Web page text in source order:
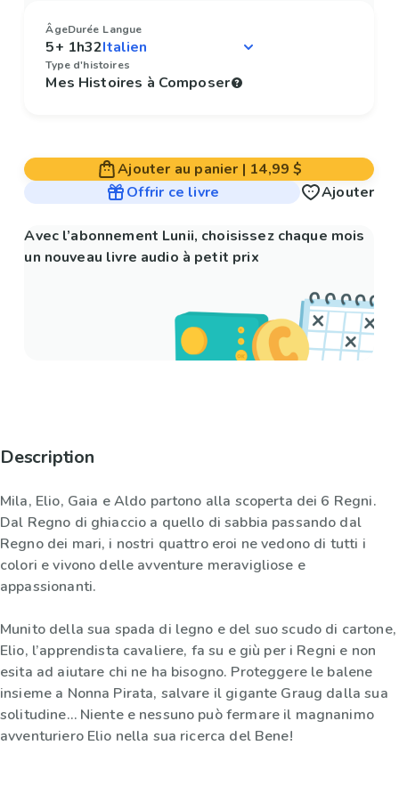
Âge
5+
Durée
1h32
Langue
Type d'histoires
Mes Histoires à Composer
Ajouter au panier | 14,99 $
Offrir ce livre
Ajouter
Avec l’abonnement Lunii, choisissez chaque mois
un nouveau livre audio à petit prix
Description
Mila, Elio, Gaia e Aldo partono alla scoperta dei 6 Regni.
Dal Regno di ghiaccio a quello di sabbia passando dal
Regno dei mari, i nostri quattro eroi ne vedono di tutti i
colori e vivono delle avventure meravigliose e
appassionanti.
Munito della sua spada di legno e del suo scudo di cartone,
Elio, l’apprendista cavaliere, fa su e giù per i Regni e non
esita ad aiutare chi ne ha bisogno. Proteggere le balene
insieme a Nonna Pirata, salvare il gigante Graug dalla sua
solitudine… Niente e nessuno può fermare il magnanimo
avventuriero Elio nella sua ricerca del Bene!